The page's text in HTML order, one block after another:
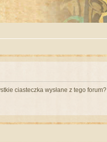
ciasteczka wysłane z tego forum?